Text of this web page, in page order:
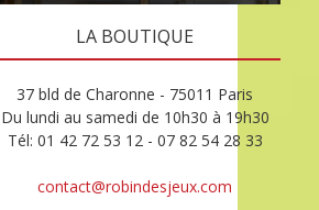
LA BOUTIQUE
37 bld de Charonne - 75011 Paris
Du lundi au samedi de 10h30 à 19h30
Tél: 01 42 72 53 12 - 07 82 54 28 33
contact@robindesjeux.com